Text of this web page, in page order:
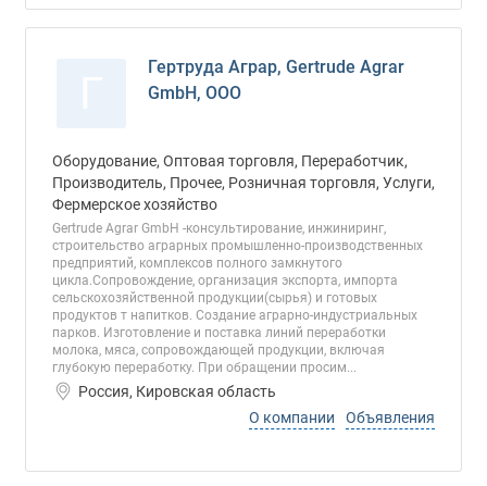
Гертруда Аграр, Gertrude Agrar
GmbH, ООО
Оборудование, Оптовая торговля, Переработчик,
Производитель, Прочее, Розничная торговля, Услуги,
Фермерское хозяйство
Gertrude Agrar GmbH -консультирование, инжиниринг,
строительство аграрных промышленно-производственных
предприятий, комплексов полного замкнутого
цикла.Сопровождение, организация экспорта, импорта
сельскохозяйственной продукции(сырья) и готовых
продуктов т напитков. Создание аграрно-индустриальных
парков. Изготовление и поставка линий переработки
молока, мяса, сопровождающей продукции, включая
глубокую переработку. При обращении просим...
Россия, Кировская область
О компании
Объявления